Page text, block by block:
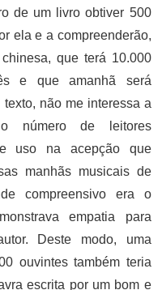
de um livro obtiver 500
ela e a compreenderão,
que terá 10.000
e que amanhã será
não me interessa a
número de leitores
uso na acepção que
manhãs musicais de
compreensivo era o
empatia para
Deste modo, uma
ouvintes também teria
escrita por um bom e